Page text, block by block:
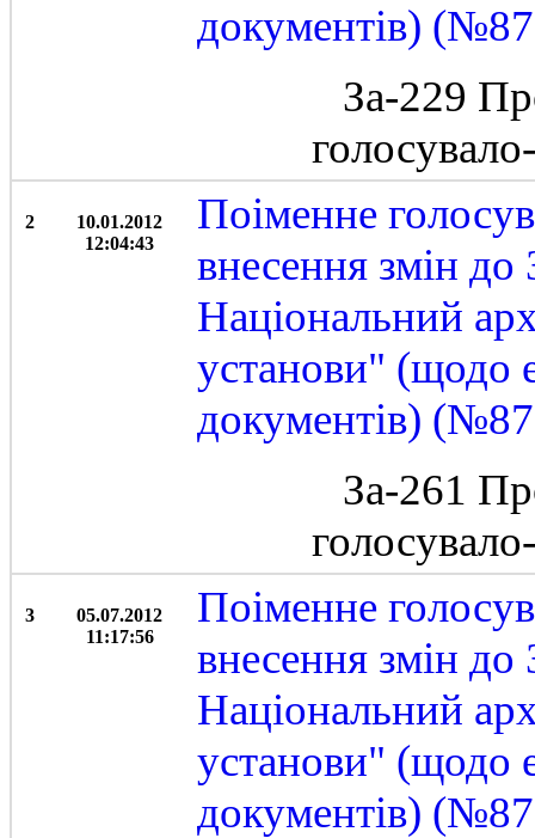
документів)
За-229
2
10.01.2012
12:04:43
Поіменне
внесення змін
Національний
установи" (щодо
документів)
За-261
3
05.07.2012
11:17:56
Поіменне
внесення змін
Національний
установи" (щодо
документів)